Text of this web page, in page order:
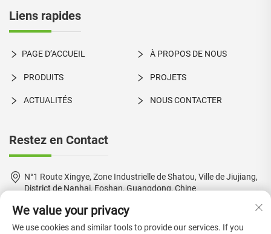
Liens rapides
PAGE D’ACCUEIL À PROPOS DE NOUS
PRODUITS PROJETS
ACTUALITÉS NOUS CONTACTER
Restez en Contact
N°1 Route Xingye, Zone Industrielle de Shatou, Ville de Jiujiang,
District de Nanhai, Foshan, Guangdong, Chine
+86-18924550960
[email protected]
We value your privacy
We use cookies and similar tools to provide our services. If you